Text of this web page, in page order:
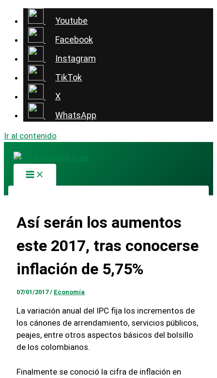
Youtube
Facebook
Instagram
TikTok
X
WhatsApp
Ir al contenido
Así serán los aumentos
este 2017, tras conocerse
inflación de 5,75%
07/01/2017/ Economía
La variación anual del IPC fija los incrementos de
los cánones de arrendamiento, servicios públicos,
peajes, entre otros aspectos básicos del bolsillo
de los colombianos.
Finalmente se conoció la cifra de inflación en